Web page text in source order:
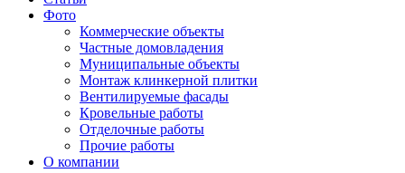
Фото
Коммерческие объекты
Частные домовладения
Муниципальные объекты
Монтаж клинкерной плитки
Вентилируемые фасады
Кровельные работы
Отделочные работы
Прочие работы
О компании